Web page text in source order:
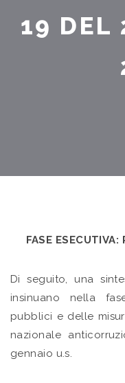
19 DEL
FASE ESECUTIVA:
Di seguito, una
insinuano nella
pubblici e delle
nazionale
gennaio u.s.